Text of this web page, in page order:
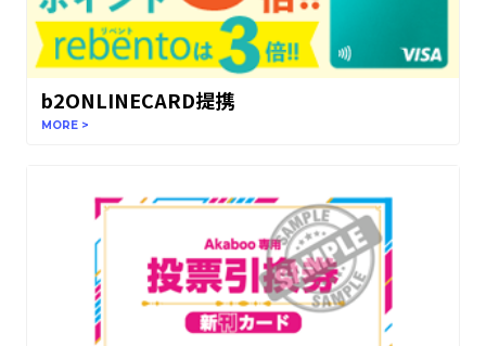
b2ONLINECARD提携
MORE >